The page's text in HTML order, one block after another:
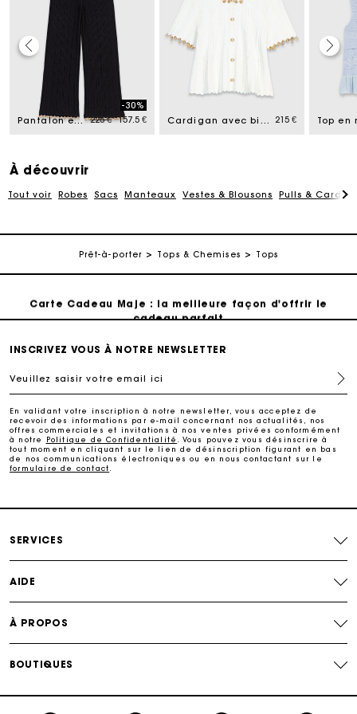
from Pantalon en maille avec bijoux Price reduced from
225 €to
-30%
157.5 €
Cardigan avec bijoux dorés 215 €
À découvrir
Tout voir Robes Sacs Manteaux Vestes & Blousons Pulls &
Prêt-à-porter Tops & Chemises Tops
Carte Cadeau Maje : la meilleure façon d'offrir le
cadeau parfait
Livraison à domicile offerte sous 2 jours ouvrés
Paiement en plusieurs fois sans frais
Suivi de commande
Carte Cadeau Maje : la meilleure façon d'offrir le
cadeau parfait
Livraison à domicile offerte sous 2 jours ouvrés
Paiement en plusieurs fois sans frais
Echanges & Retours offerts
INSCRIVEZ VOUS À NOTRE NEWSLETTER
Veuillez saisir votre email ici
En validant votre inscription à notre newsletter, vous acceptez de
recevoir des informations par e-mail concernant nos actualités, nos
offres commerciales et invitations à nos ventes privées conformément
à notre
Politique de Confidentialité
. Vous pouvez vous désinscrire à
tout moment en cliquant sur le lien de désinscription figurant en bas
de nos communications électroniques ou en nous contactant sur le
formulaire de contact
SERVICES
AIDE
À PROPOS
BOUTIQUES